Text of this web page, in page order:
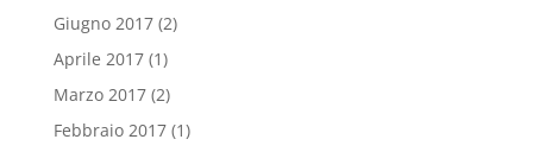
Giugno 2017(2)
Aprile 2017(1)
Marzo 2017(2)
Febbraio 2017(1)